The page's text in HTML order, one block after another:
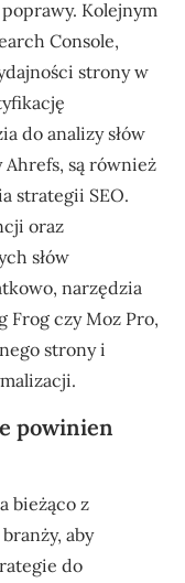
Kolejnym
Console,
strony w
do analizy słów
są również
strategii SEO.
oraz
słów
narzędzia
Frog czy Moz Pro,
strony i
powinien
bieżąco z
aby
do